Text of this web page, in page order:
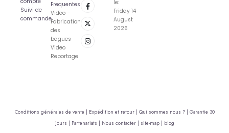
Suivi de
commande
Frequentes
Video –
Fabrication
des
bagues
Video
Reportage
le:
Friday 14
August
2026
Conditions générales de vente | Expédition et retour | Qui sommes nous ? | Garantie 30
jours | Partenariats | Nous contacter | site-map | blog